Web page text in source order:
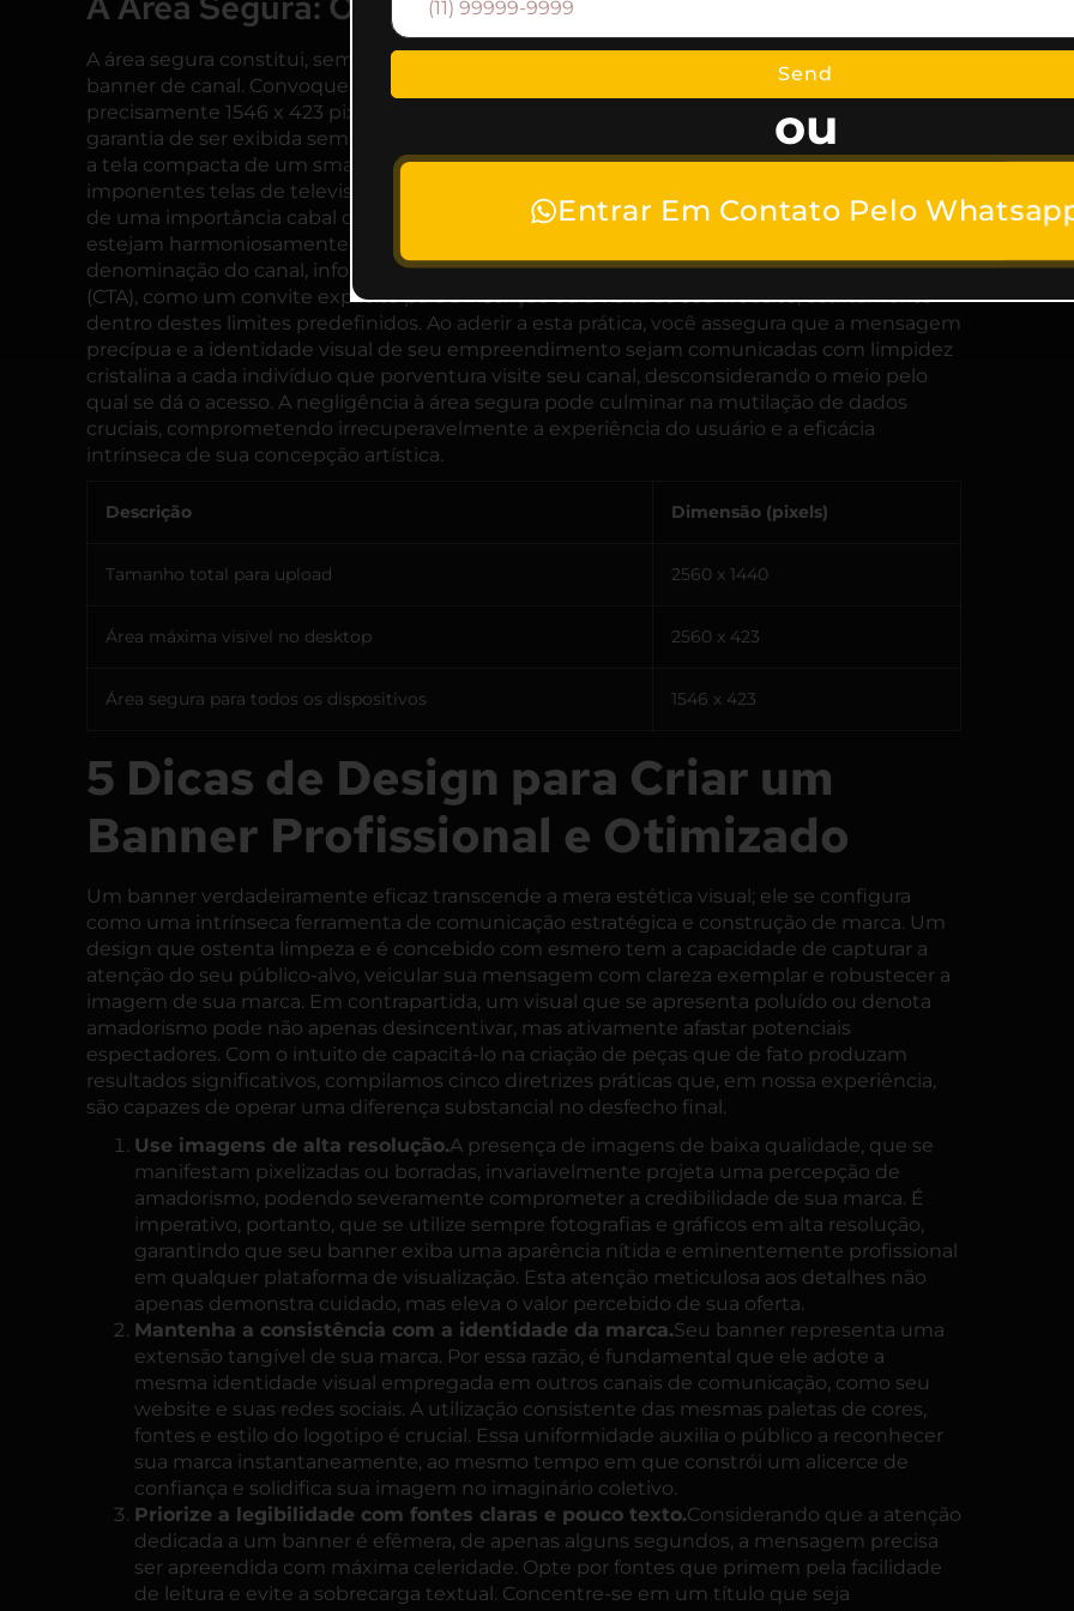
A área segura constitui, sem margem para dúvida, a porção mais crítica do design do seu
banner de canal. Convoque-a à mente como o epicentro do palco digital, medindo
precisamente 1546 x 423 pixels. Esta é a única faixa do seu projeto gráfico que detém a
garantia de ser exibida sem interrupções em todas as modalidades de dispositivos – desde
a tela compacta de um smartphone, perpassando por tablets e desktops, até as
imponentes telas de televisão; esta zona central permanecerá intacta. Por conseguinte, é
de uma importância cabal que todos os componentes essenciais de sua comunicação
estejam harmoniosamente dispostos dentro deste espaço. Posicione seu logotipo, a
denominação do canal, informações textuais de relevância e qualquerchamada para ação
(CTA), como um convite explícito para a inscrição ou a visita ao seu website, estritamente
dentro destes limites predefinidos. Ao aderir a esta prática, você assegura que a mensagem
precípua e a identidade visual de seu empreendimento sejam comunicadas com limpidez
cristalina a cada indivíduo que porventura visite seu canal, desconsiderando o meio pelo
qual se dá o acesso. A negligência à área segura pode culminar na mutilação de dados
cruciais, comprometendo irrecuperavelmente a experiência do usuário e a eficácia
intrínseca de sua concepção artística.
Descrição Dimensão (pixels)
Tamanho total para upload 2560 x 1440
Área máxima visível no desktop 2560 x 423
Área segura para todos os dispositivos 1546 x 423
5 Dicas de Design para Criar um
Banner Profissional e Otimizado
Um banner verdadeiramente eficaz transcende a mera estética visual; ele se configura
como uma intrínseca ferramenta de comunicação estratégica e construção de marca. Um
design que ostenta limpeza e é concebido com esmero tem a capacidade de capturar a
atenção do seu público-alvo, veicular sua mensagem com clareza exemplar e robustecer a
imagem de sua marca. Em contrapartida, um visual que se apresenta poluído ou denota
amadorismo pode não apenas desincentivar, mas ativamente afastar potenciais
espectadores. Com o intuito de capacitá-lo na criação de peças que de fato produzam
resultados significativos, compilamos cinco diretrizes práticas que, em nossa experiência,
são capazes de operar uma diferença substancial no desfecho final.
Use imagens de alta resolução.A presença de imagens de baixa qualidade, que se
manifestam pixelizadas ou borradas, invariavelmente projeta uma percepção de
amadorismo, podendo severamente comprometer a credibilidade de sua marca. É
imperativo, portanto, que se utilize sempre fotografias e gráficos em alta resolução,
garantindo que seu banner exiba uma aparência nítida e eminentemente profissional
em qualquer plataforma de visualização. Esta atenção meticulosa aos detalhes não
apenas demonstra cuidado, mas eleva o valor percebido de sua oferta.
Mantenha a consistência com a identidade da marca.Seu banner representa uma
extensão tangível de sua marca. Por essa razão, é fundamental que ele adote a
mesma identidade visual empregada em outros canais de comunicação, como seu
website e suas redes sociais. A utilização consistente das mesmas paletas de cores,
fontes e estilo do logotipo é crucial. Essa uniformidade auxilia o público a reconhecer
sua marca instantaneamente, ao mesmo tempo em que constrói um alicerce de
confiança e solidifica sua imagem no imaginário coletivo.
Priorize a legibilidade com fontes claras e pouco texto.Considerando que a atenção
dedicada a um banner é efêmera, de apenas alguns segundos, a mensagem precisa
ser apreendida com máxima celeridade. Opte por fontes que primem pela facilidade
de leitura e evite a sobrecarga textual. Concentre-se em um título que seja
Send
ou
Entrar Em Contato Pelo